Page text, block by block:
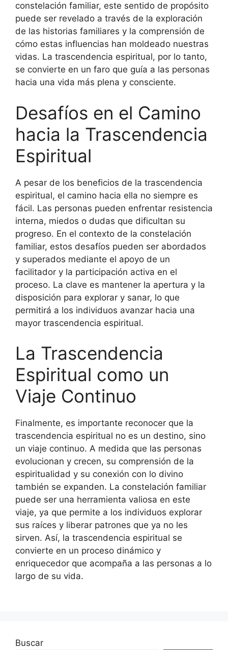
constelación familiar, este sentido de propósito
puede ser revelado a través de la exploración
de las historias familiares y la comprensión de
cómo estas influencias han moldeado nuestras
vidas. La trascendencia espiritual, por lo tanto,
se convierte en un faro que guía a las personas
hacia una vida más plena y consciente.
Desafíos en el Camino
hacia la Trascendencia
Espiritual
A pesar de los beneficios de la trascendencia
espiritual, el camino hacia ella no siempre es
fácil. Las personas pueden enfrentar resistencia
interna, miedos o dudas que dificultan su
progreso. En el contexto de la constelación
familiar, estos desafíos pueden ser abordados
y superados mediante el apoyo de un
facilitador y la participación activa en el
proceso. La clave es mantener la apertura y la
disposición para explorar y sanar, lo que
permitirá a los individuos avanzar hacia una
mayor trascendencia espiritual.
La Trascendencia
Espiritual como un
Viaje Continuo
Finalmente, es importante reconocer que la
trascendencia espiritual no es un destino, sino
un viaje continuo. A medida que las personas
evolucionan y crecen, su comprensión de la
espiritualidad y su conexión con lo divino
también se expanden. La constelación familiar
puede ser una herramienta valiosa en este
viaje, ya que permite a los individuos explorar
sus raíces y liberar patrones que ya no les
sirven. Así, la trascendencia espiritual se
convierte en un proceso dinámico y
enriquecedor que acompaña a las personas a lo
largo de su vida.
Buscar